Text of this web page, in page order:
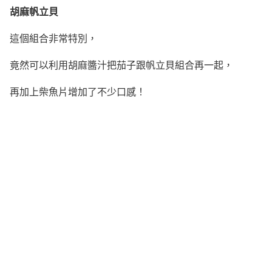
胡麻帆立貝
這個組合非常特別，
竟然可以利用胡麻醬汁把茄子跟帆立貝組合再一起，
再加上柴魚片增加了不少口感！